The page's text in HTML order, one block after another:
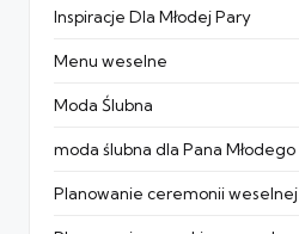
Inspiracje Dla Młodej Pary
Menu weselne
Moda Ślubna
moda ślubna dla Pana Młodego
Planowanie ceremonii weselnej